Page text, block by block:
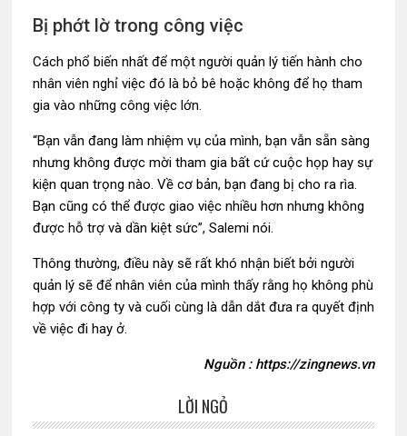
Bị phớt lờ trong công việc
Cách phổ biến nhất để một người quản lý tiến hành cho
nhân viên nghỉ việc đó là bỏ bê hoặc không để họ tham
gia vào những công việc lớn.
“Bạn vẫn đang làm nhiệm vụ của mình, bạn vẫn sẵn sàng
nhưng không được mời tham gia bất cứ cuộc họp hay sự
kiện quan trọng nào. Về cơ bản, bạn đang bị cho ra rìa.
Bạn cũng có thể được giao việc nhiều hơn nhưng không
được hỗ trợ và dần kiệt sức”, Salemi nói.
Thông thường, điều này sẽ rất khó nhận biết bởi người
quản lý sẽ để nhân viên của mình thấy rằng họ không phù
hợp với công ty và cuối cùng là dẫn dắt đưa ra quyết định
về việc đi hay ở.
Nguồn : https://zingnews.vn
LỜI NGỎ